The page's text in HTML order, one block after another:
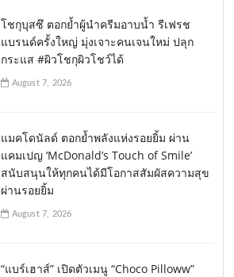
โชกุบุสซึ ตอกย้ำผู้นำครีมอาบน้ำ รีเฟรช
แบรนด์ครั้งใหญ่ มุ่งเจาะคนเจนใหม่ ปลุก
กระแส #ผิวโชกุผิวโชว์ได้
August 7, 2026
แมคโดนัลด์ ตอกย้ำพลังแห่งรอยยิ้ม ผ่าน
แคมเปญ ‘McDonald’s Touch of Smile’
สนับสนุนให้ทุกคนได้มีโอกาสสัมผัสความสุข
ผ่านรอยยิ้ม
August 7, 2026
“แบร์เฮาส์” เปิดตัวเมนู “Choco Pilloww”